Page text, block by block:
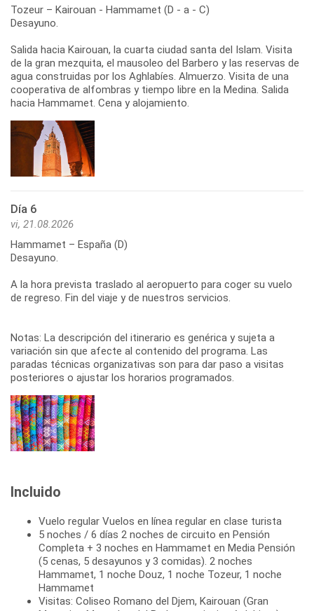
Tozeur – Kairouan - Hammamet (D - a - C)
Desayuno.
Salida hacia Kairouan, la cuarta ciudad santa del Islam. Visita
de la gran mezquita, el mausoleo del Barbero y las reservas de
agua construidas por los Aghlabíes. Almuerzo. Visita de una
cooperativa de alfombras y tiempo libre en la Medina. Salida
hacia Hammamet. Cena y alojamiento.
Día 6
vi, 21.08.2026
Hammamet – España (D)
Desayuno.
A la hora prevista traslado al aeropuerto para coger su vuelo
de regreso. Fin del viaje y de nuestros servicios.
Notas: La descripción del itinerario es genérica y sujeta a
variación sin que afecte al contenido del programa. Las
paradas técnicas organizativas son para dar paso a visitas
posteriores o ajustar los horarios programados.
Incluido
Vuelo regular Vuelos en línea regular en clase turista
5 noches / 6 días 2 noches de circuito en Pensión
Completa + 3 noches en Hammamet en Media Pensión
(5 cenas, 5 desayunos y 3 comidas). 2 noches
Hammamet, 1 noche Douz, 1 noche Tozeur, 1 noche
Hammamet
Visitas: Coliseo Romano del Djem, Kairouan (Gran